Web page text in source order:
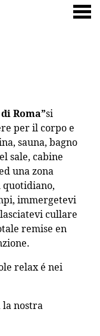
Roma”si
per il corpo e
sauna, bagno
sale, cabine
una zona
quotidiano,
immergetevi
cullare
remise en
relax é nei
la nostra